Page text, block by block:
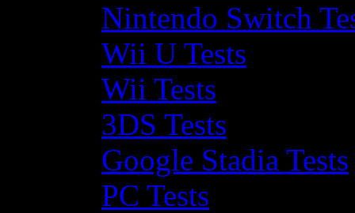
Nintendo Switch
Wii U Tests
Wii Tests
3DS Tests
Google Stadia Tests
PC Tests